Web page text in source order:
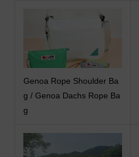
Genoa Rope Shoulder Ba
g / Genoa Dachs Rope Ba
g